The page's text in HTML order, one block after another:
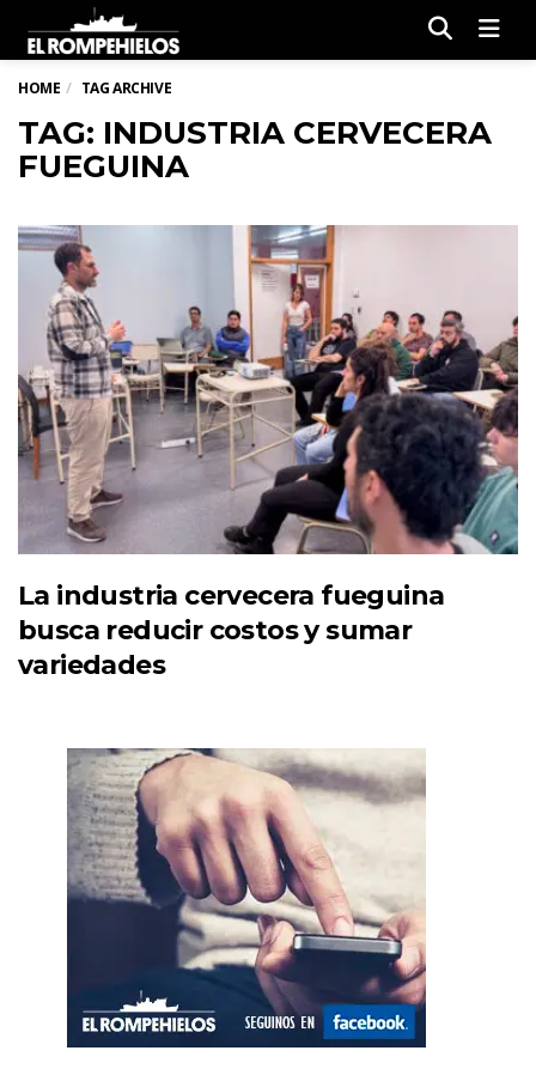
HOME TAG ARCHIVE
TAG: INDUSTRIA CERVECERA
FUEGUINA
La industria cervecera fueguina
busca reducir costos y sumar
variedades